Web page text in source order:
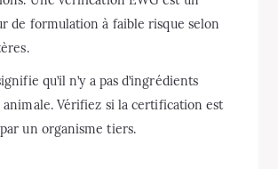
de formulation à faible risque selon
qu’il n’y a pas d’ingrédients
animale. Vérifiez si la certification est
un organisme tiers.